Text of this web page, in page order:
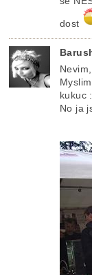
dost
kukuc
No ja